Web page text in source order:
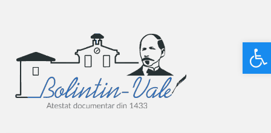
Deschide bara de unelte